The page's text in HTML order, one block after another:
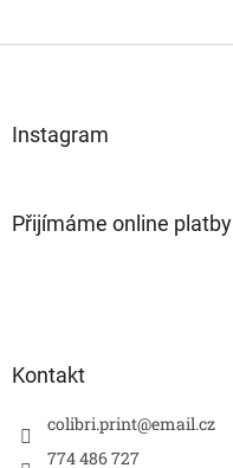
Instagram
Přijímáme online platby
Kontakt
colibri.print@email.cz
774 486 727